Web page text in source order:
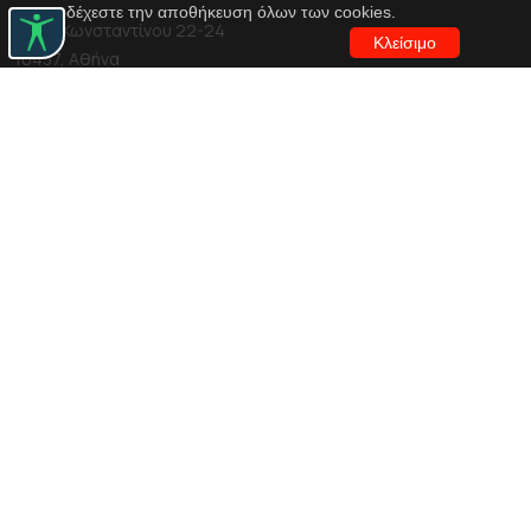
αποδέχεστε την αποθήκευση όλων των cookies.
Κλείσιμο
Αγίου Κωνσταντίνου 22-24
10437, Αθήνα